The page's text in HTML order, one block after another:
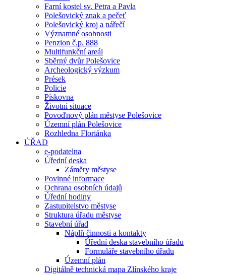
Farní kostel sv. Petra a Pavla
Polešovický znak a pečeť
Polešovický kroj a nářečí
Významné osobnosti
Penzion č.p. 888
Multifunkční areál
Sběrný dvůr Polešovice
Archeologický výzkum
Prések
Policie
Pískovna
Životní situace
Povoďnový plán městyse Polešovice
Územní plán Polešovice
Rozhledna Floriánka
ÚŘAD
e-podatelna
Úřední deska
Záměry městyse
Povinné informace
Ochrana osobních údajů
Úřední hodiny
Zastupitelstvo městyse
Struktura úřadu městyse
Stavební úřad
Náplň činnosti a kontakty
Úřední deska stavebního úřadu
Formuláře stavebního úřadu
Územní plán
Digitálně technická mapa Zlínského kraje